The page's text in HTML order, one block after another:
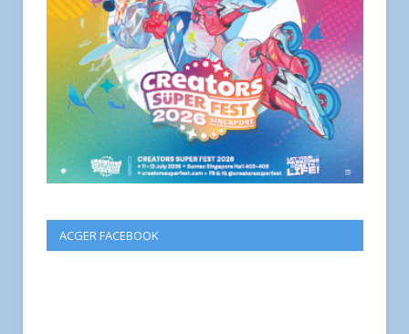
ACGER FACEBOOK